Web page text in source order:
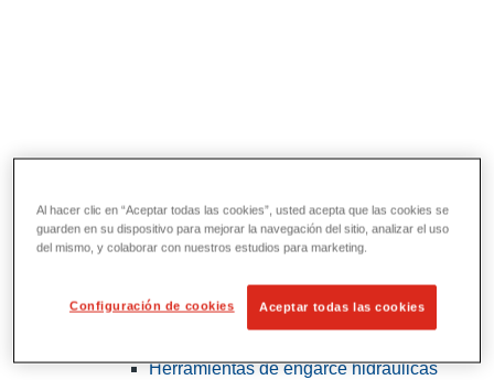
Herramientas de servicios públicos y de
View All Herramientas de servicios
Herramientas de engarce hidráulicas
Al hacer clic en “Aceptar todas las cookies”, usted acepta que las cookies se
guarden en su dispositivo para mejorar la navegación del sitio, analizar el uso
del mismo, y colaborar con nuestros estudios para marketing.
Configuración de cookies Aceptar todas las cookies